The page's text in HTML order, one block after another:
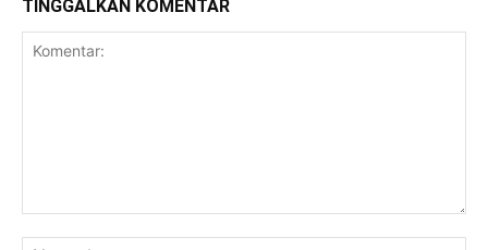
TINGGALKAN KOMENTAR